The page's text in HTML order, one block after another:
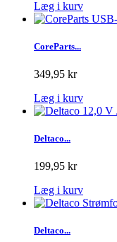
Læg i kurv
CoreParts...
349,95 kr
Læg i kurv
Deltaco...
199,95 kr
Læg i kurv
Deltaco...